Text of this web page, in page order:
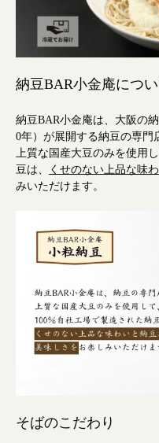
納豆BAR小金庵につ
納豆BAR小金庵は、大阪の
0年）が展開する納豆の専門
上質な国産大豆のみを使用
豆は、
くせのない上品な味
みいただけます。
そばのこだわり